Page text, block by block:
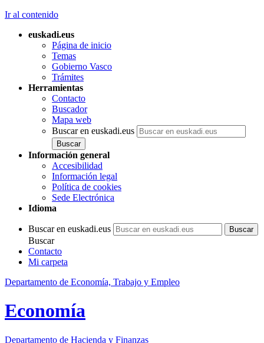
Ir al contenido
euskadi.eus
Página de inicio
Temas
Gobierno Vasco
Trámites
Herramientas
Contacto
Buscador
Mapa web
Buscar en euskadi.eus
Información general
Accesibilidad
Información legal
Política de cookies
Sede Electrónica
Idioma
Buscar en euskadi.eus
Buscar
Contacto
Mi carpeta
Departamento de Economía, Trabajo y Empleo
Economía
Departamento de Hacienda y Finanzas